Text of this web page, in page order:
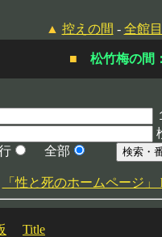
▲ 控えの間 - 全館
■ 松竹梅の間
全部
「性と死のホームページ」
Title